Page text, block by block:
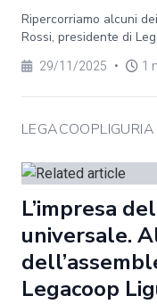
Ripercorriamo alcuni
Rossi, presidente di
29/11/2025 • 1
LEGACOOPLIGURIA
L’impresa
universale.
Legacoop